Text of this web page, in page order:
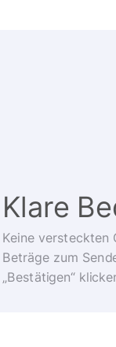
Klare
Keine versteckten
Beträge zum
„Bestätigen“